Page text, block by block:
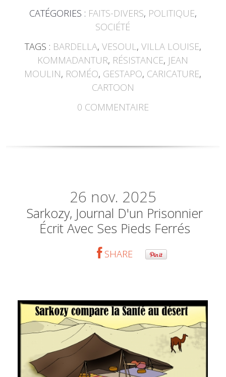
CATÉGORIES : FAITS-DIVERS, POLITIQUE,
SOCIÉTÉ
TAGS : BARDELLA, VESOUL, VILLA LOUISE,
KOMMADANTUR, RÉSISTANCE, JEAN
MOULIN, ROMÉO, GESTAPO, CARICATURE,
CARTOON
0 COMMENTAIRE
26 nov. 2025
Sarkozy, Journal D'un Prisonnier
Écrit Avec Ses Pieds Ferrés
SHARE